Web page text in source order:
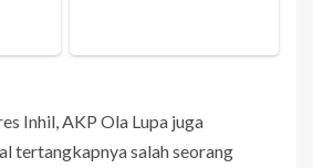
Inhil, AKP Ola Lupa juga
tertangkapnya salah seorang